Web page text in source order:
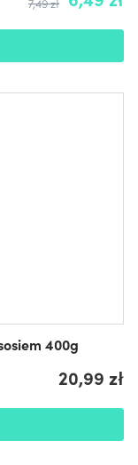
400g
20,99 zł